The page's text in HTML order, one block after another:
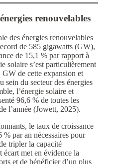
renouvelables
des énergies renouvelables
de 585 gigawatts (GW),
de 15,1 % par rapport à
solaire s’est particulièrement
de cette expansion et
sein du secteur des énergies
l’énergie solaire et
96,6 % de toutes les
l’année (Jowett, 2025).
le taux de croissance
% par an nécessaires pour
tripler la capacité
met en évidence la
et de bénéficier d’un plus